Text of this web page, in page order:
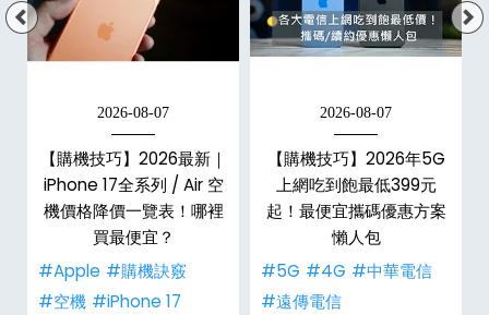
2026-08-07
【購機技巧】2026最新｜
iPhone 17全系列 / Air 空
機價格降價一覽表！哪裡
買最便宜？
#Apple #購機訣竅
#空機 #iPhone 17
2026-08-07
【購機技巧】2026年5G
上網吃到飽最低399元
起！最便宜攜碼優惠方案
懶人包
#5G #4G #中華電信
#遠傳電信